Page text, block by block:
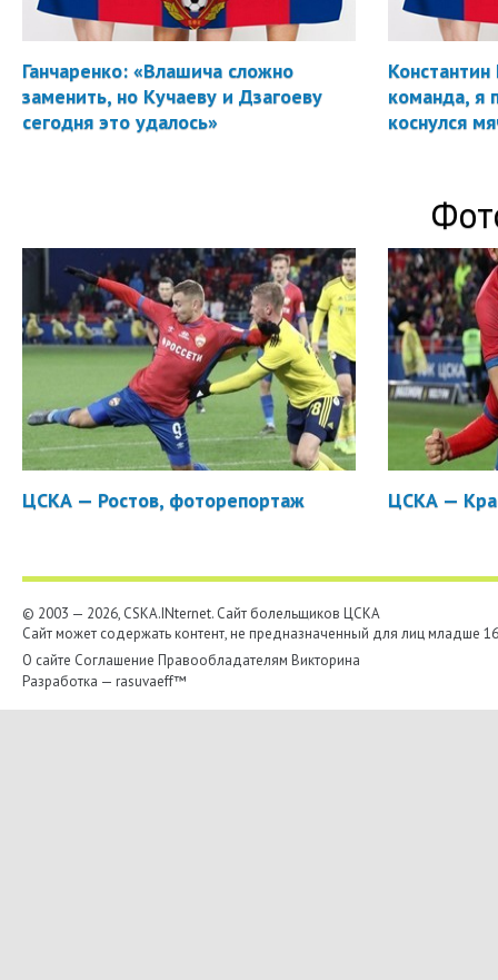
Ганчаренко: «Влашича сложно
заменить, но Кучаеву и Дзагоеву
сегодня это удалось»
Константин
команда, я
коснулся
ЦСКА — Ростов, фоторепортаж ЦСКА —
© 2003 — 2026, CSKA.INternet. Cайт болельщиков ЦСКА
Сайт может содержать контент, не предназначенный для лиц младше
О сайте Соглашение Правообладателям Викторина
Разработка — rasuvaeff™